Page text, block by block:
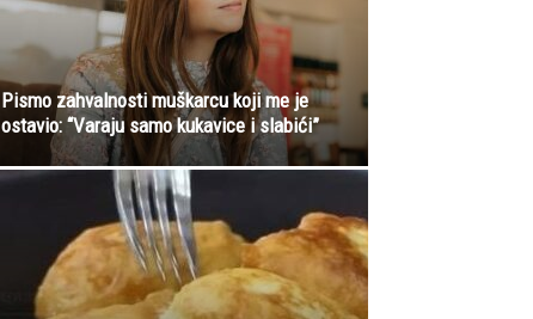
Pismo zahvalnosti muškarcu koji me je
ostavio: “Varaju samo kukavice i slabići”